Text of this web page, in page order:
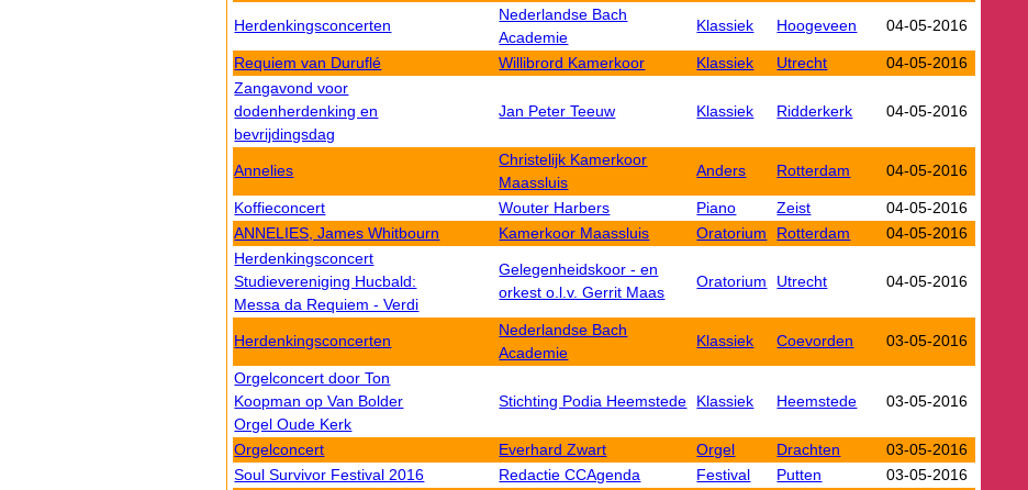
Herdenkingsconcerten
Nederlandse Bach
Academie
Klassiek Hoogeveen 04-05-2016
Requiem van Duruflé Willibrord Kamerkoor Klassiek Utrecht
04-05-2016
Zangavond voor
dodenherdenking en
bevrijdingsdag
Jan Peter Teeuw Klassiek Ridderkerk 04-05-2016
Annelies
Christelijk Kamerkoor
Maassluis
Anders Rotterdam 04-05-2016
Koffieconcert Wouter Harbers Piano Zeist
04-05-2016
ANNELIES, James Whitbourn
Kamerkoor Maassluis Oratorium Rotterdam
04-05-2016
Herdenkingsconcert
Studievereniging Hucbald:
Messa da Requiem - Verdi
Gelegenheidskoor - en
orkest o.l.v. Gerrit Maas
Oratorium Utrecht 04-05-2016
Herdenkingsconcerten
Nederlandse Bach
Academie
Klassiek Coevorden 03-05-2016
Orgelconcert door Ton
Koopman op Van Bolder
Orgel Oude Kerk
Stichting Podia Heemstede Klassiek Heemstede 03-05-2016
Orgelconcert Everhard Zwart Orgel Drachten
03-05-2016
Soul Survivor Festival 2016
Redactie CCAgenda Festival Putten 03-05-2016